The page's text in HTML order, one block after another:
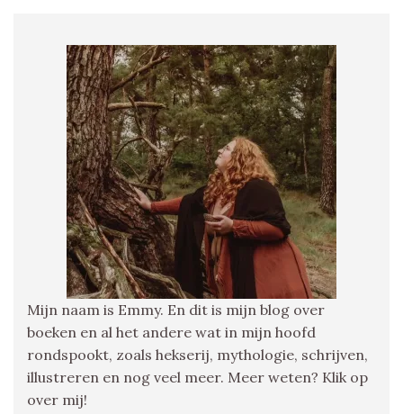
Mijn naam is Emmy. En dit is mijn blog over
boeken en al het andere wat in mijn hoofd
rondspookt, zoals hekserij, mythologie, schrijven,
illustreren en nog veel meer. Meer weten? Klik op
over mij!